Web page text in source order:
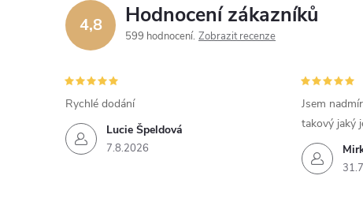
4,8 Hodnocení zákazníků
599 hodnocení Zobrazit recenze
Lucie Špeldová
7.8.2026
Rychlé dodání
Jsem
takový jaký